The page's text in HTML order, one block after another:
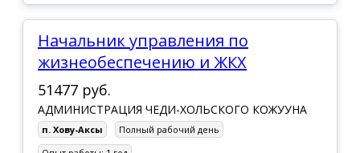
Начальник управления по
жизнеобеспечению и ЖКХ
51477 руб.
АДМИНИСТРАЦИЯ ЧЕДИ-ХОЛЬСКОГО КОЖУУНА
п. Хову-Аксы
Полный рабочий день